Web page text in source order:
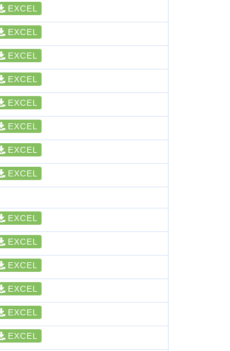
EXCEL
EXCEL
EXCEL
EXCEL
EXCEL
EXCEL
EXCEL
EXCEL
EXCEL
EXCEL
EXCEL
EXCEL
EXCEL
EXCEL